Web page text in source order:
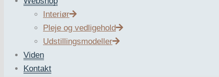
Interiør
Pleje og vedligehold
Udstillingsmodeller
Viden
Kontakt
ZURFACE’s produktbilleder må kun anses for
Anvendelse